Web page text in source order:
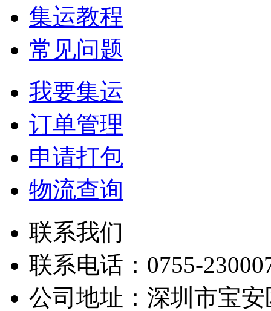
集运教程
常见问题
我要集运
订单管理
申请打包
物流查询
联系我们
联系电话：0755-
公司地址：深圳市宝